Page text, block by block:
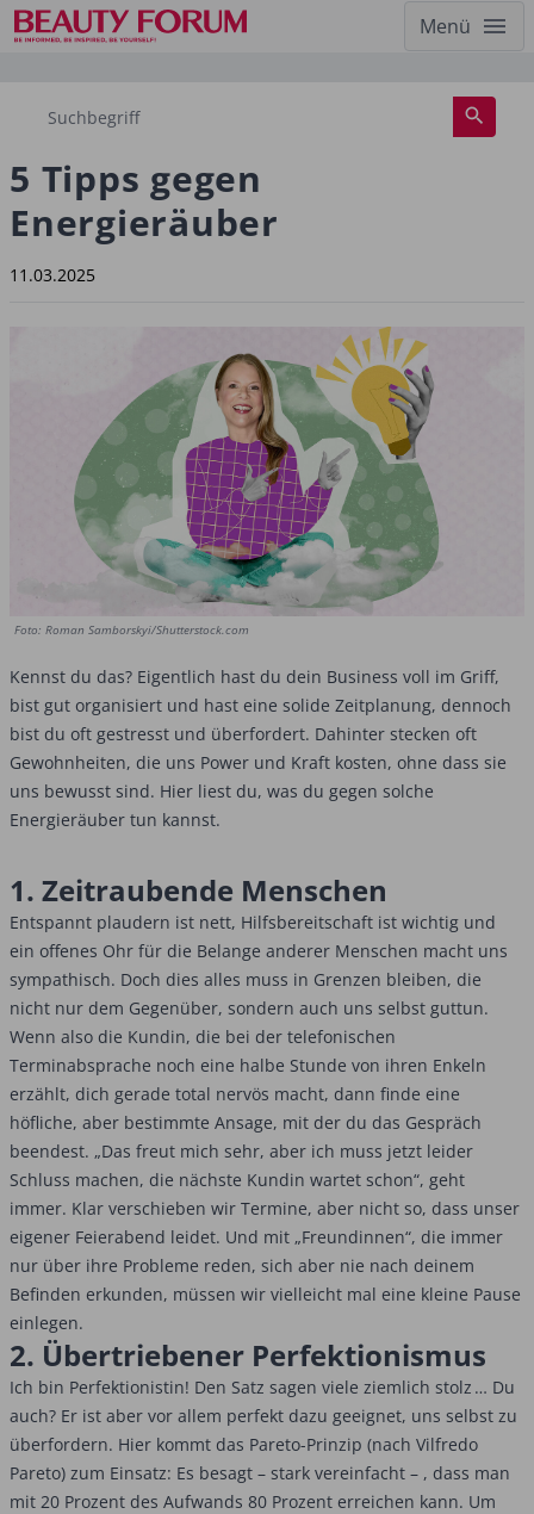
Menü
5 Tipps gegen
Energieräuber
11.03.2025
Foto: Roman Samborskyi/Shutterstock.com
Kennst du das? Eigentlich hast du dein Business voll im Griff,
bist gut organisiert und hast eine solide Zeitplanung, dennoch
bist du oft gestresst und überfordert. Dahinter stecken oft
Gewohnheiten, die uns Power und Kraft kosten, ohne dass sie
uns bewusst sind. Hier liest du, was du gegen solche
Energieräuber tun kannst.
1. Zeitraubende Menschen
Entspannt plaudern ist nett, Hilfsbereitschaft ist wichtig und
ein offenes Ohr für die Belange anderer Menschen macht uns
sympathisch. Doch dies alles muss in Grenzen bleiben, die
nicht nur dem Gegenüber, sondern auch uns selbst guttun.
Wenn also die Kundin, die bei der telefonischen
Terminabsprache noch eine halbe Stunde von ihren Enkeln
erzählt, dich gerade total nervös macht, dann finde eine
höfliche, aber bestimmte Ansage, mit der du das Gespräch
beendest. „Das freut mich sehr, aber ich muss jetzt leider
Schluss machen, die nächste Kundin wartet schon“, geht
immer. Klar verschieben wir Termine, aber nicht so, dass unser
eigener Feierabend leidet. Und mit „Freundinnen“, die immer
nur über ihre Probleme reden, sich aber nie nach deinem
Befinden erkunden, müssen wir vielleicht mal eine kleine Pause
einlegen.
2. Übertriebener Perfektionismus
Ich bin Perfektionistin! Den Satz sagen viele ziemlich stolz … Du
auch? Er ist aber vor allem perfekt dazu geeignet, uns selbst zu
überfordern. Hier kommt das Pareto-Prinzip (nach Vilfredo
Pareto) zum Einsatz: Es besagt – stark vereinfacht – , dass man
mit 20 Prozent des Aufwands 80 Prozent erreichen kann. Um